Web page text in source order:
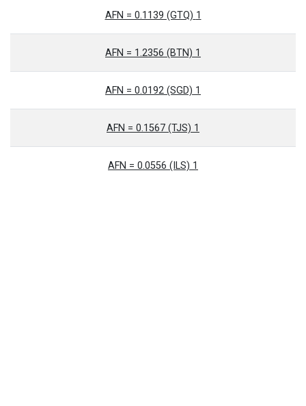
1 AFN = 0.1139 (GTQ)
1 AFN = 1.2356 (BTN)
1 AFN = 0.0192 (SGD)
1 AFN = 0.1567 (TJS)
1 AFN = 0.0556 (ILS)